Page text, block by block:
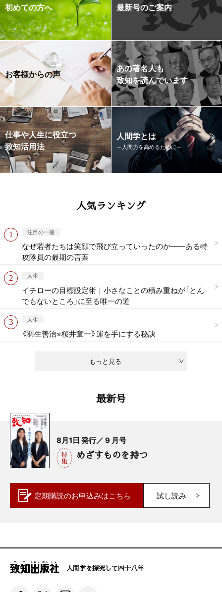
初めての方へ 最新号のご案内
お客様からの声
あの著名人も
致知を読んでいます
仕事や人生に役立つ
致知活用法
人間学とは
～人間力を高めるために～
人気ランキング
もっと見る
注目の一冊
なぜ若者たちは笑顔で飛び立っていったのか——ある特
攻隊員の最期の言葉
人生
イチローの目標設定術｜小さなことの積み重ねが「とん
でもないところ」に至る唯一の道
人生
《羽生善治×桜井章一》運を手にする秘訣
最新号
8月1日 発行／ 9 月号
めざすものを持つ
定期購読のお申込みはこちら 試し読み
人間学を探究して四十八年